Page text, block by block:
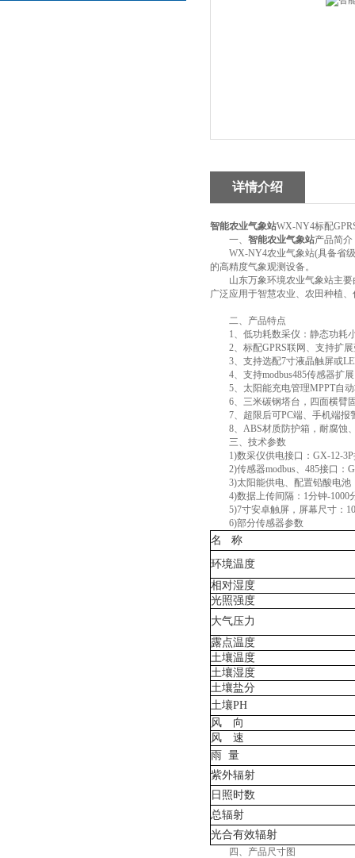
详情介绍
智能农业气象站WX-NY4标配
一、 智能农业气象站产品简介
WX-NY4农业气象站(具备省级
的高精度气象观测设备。
山东万象环境农业气象站主要
广泛应用于智慧农业、农田种植
二、产品特点
1、低功耗数采仪：静态功耗
2、标配GPRS联网、支持扩展
3、支持选配7寸液晶触屏或
4、支持modbus485传感器扩展
5、太阳能充电管理MPPT自动
6、三米碳钢塔台，四面横臂
7、超限后可PC端、手机端报
8、ABS材质防护箱，耐腐蚀
三、技术参数
1)数采仪供电接口：GX-12-3P
2)传感器modbus、485接口：
3)太阳能供电、配置铅酸电池，
4)数据上传间隔：1分钟-1000
5)7寸安卓触屏，屏幕尺寸：
6)部分传感器参数
名
称
环境温度
相对湿度
光照强度
大气压力
露点温度
土壤温度
土壤湿度
土壤盐分
土壤PH
风 向
风 速
雨 量
紫外辐射
日照时数
总辐射
光合有效辐射
四、产品尺寸图